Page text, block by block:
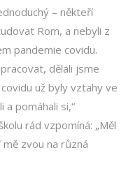
– někteří
Rom, a nebyli z
pandemie covidu.
dělali jsme
už byly vztahy ve
a pomáhali si,“
rád vzpomíná: „Měl
zvou na různá